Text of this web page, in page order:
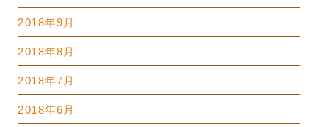
2018年9月
2018年8月
2018年7月
2018年6月